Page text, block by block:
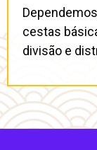
cestas
divisão e